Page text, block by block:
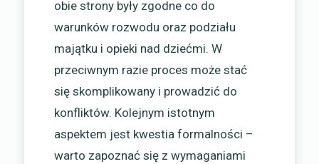
obie strony były zgodne co do
warunków rozwodu oraz podziału
majątku i opieki nad dziećmi. W
przeciwnym razie proces może stać
się skomplikowany i prowadzić do
konfliktów. Kolejnym istotnym
aspektem jest kwestia formalności –
warto zapoznać się z wymaganiami